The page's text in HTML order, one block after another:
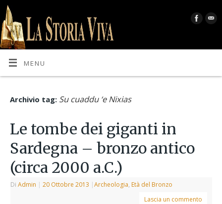
MENU
Archivio tag: Su cuaddu ‘e Nixias
Le tombe dei giganti in
Sardegna – bronzo antico
(circa 2000 a.C.)
DiAdmin | 20 Ottobre 2013 |Archeologia, Età del Bronzo
Lascia un commento